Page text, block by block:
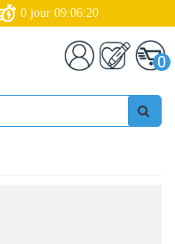
0 jour 09:06:17
0